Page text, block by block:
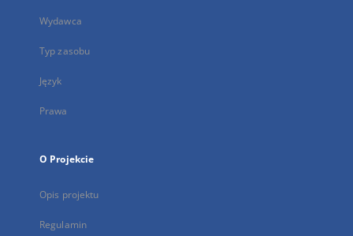
Wydawca
Typ zasobu
Język
Prawa
O Projekcie
Opis projektu
Regulamin